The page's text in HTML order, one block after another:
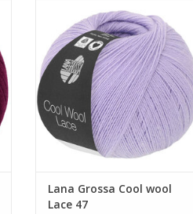
TOEVOEGEN AAN WINKELWAGEN
Lana Grossa Cool wool
Lace 47